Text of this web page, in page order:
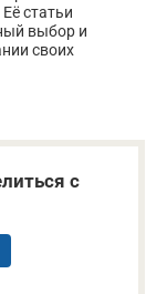
статьи
выбор и
своих
с